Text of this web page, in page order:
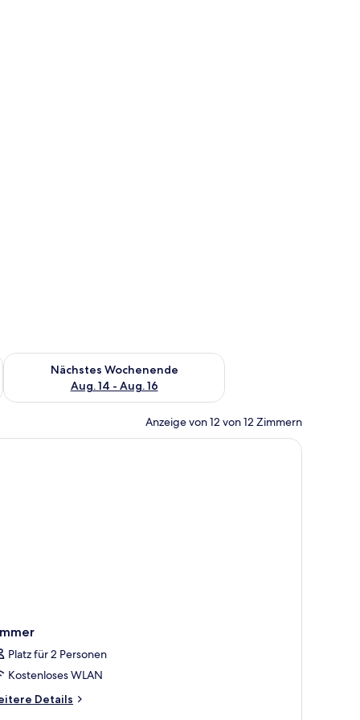
Aug. 7 - Aug. 9.
Nächstes Wochenende
Aug. 14 - Aug. 16
Überprüfe die Verfügbarkeit für nächstes Wochenende, Aug.
Anzeige von 12 von 12 Zimmern
Platz für 2 Personen
Kostenloses WLAN
Details